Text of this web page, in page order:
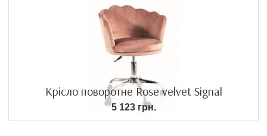
Крісло поворотне Rose velvet Signal
5 123 грн.